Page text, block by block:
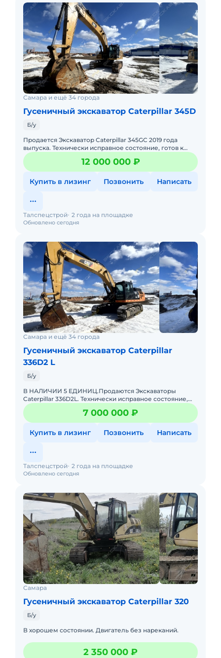
Самара и ещё 34 города
Гусеничный экскаватор Caterpillar 345D
Б/у
Продается Экскаватор Caterpillar 345GC 2019 года
выпуска. Технически исправное состояние, готов к
эксплуатации. Все ТО проводились согласно
регламента. Не лизин12 000 000 ₽
Купить в лизинг Позвонить Написать
Обновлено сегодня
Талспецстрой 2 года на площадке
Самара и ещё 34 города
Гусеничный экскаватор Caterpillar
336D2 L
Б/у
В НАЛИЧИИ 5 ЕДИНИЦ.Продаются Экскаваторы
Caterpillar 336D2L. Технически исправное состояние,
готовы к эксплуатации. Все ТО проводились согласно
регламента. Не л
7 000 000 ₽
Купить в лизинг Позвонить Написать
Обновлено сегодня
Талспецстрой 2 года на площадке
Самара
Гусеничный экскаватор Caterpillar 320
Б/у
В хорошем состоянии. Двигатель без нареканий.
2 350 000 ₽